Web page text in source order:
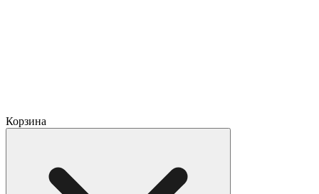
Корзина